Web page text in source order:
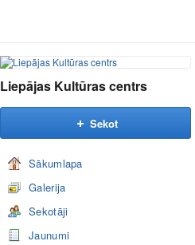
Liepājas Kultūras centrs
Sekot
Sākumlapa
Galerija
Sekotāji
Jaunumi